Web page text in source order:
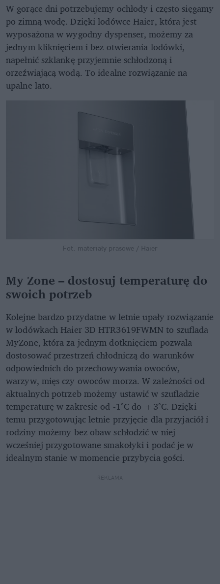
W gorące dni potrzebujemy ochłody i często sięgamy
po zimną wodę. Dzięki lodówce Haier, która jest
wyposażona w wygodny dyspenser, możemy za
jednym kliknięciem i bez otwierania lodówki,
napełnić szklankę przyjemnie schłodzoną i
orzeźwiającą wodą. To idealne rozwiązanie na
upalne lato.
Fot. materiały prasowe / Haier
My Zone – dostosuj temperaturę do
swoich potrzeb
Kolejne bardzo przydatne w letnie upały rozwiązanie
w lodówkach Haier 3D HTR3619FWMN to szuflada
MyZone, która za jednym dotknięciem pozwala
dostosować przestrzeń chłodniczą do warunków
odpowiednich do przechowywania owoców,
warzyw, mięs czy owoców morza. W zależności od
aktualnych potrzeb możemy ustawić w szufladzie
temperaturę w zakresie od -1°C do +3°C. Dzięki
temu przygotowując letnie przyjęcie dla przyjaciół i
rodziny możemy bez obaw schłodzić w niej
wcześniej przygotowane smakołyki i podać je w
idealnym stanie w momencie przybycia gości.
REKLAMA